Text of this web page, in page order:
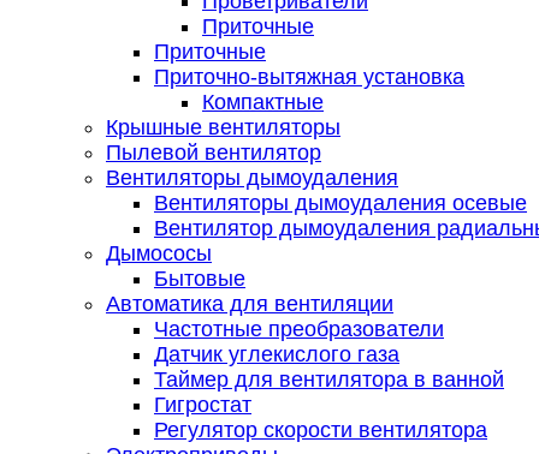
Приточные
Приточные
Приточно-вытяжная установка
Компактные
Крышные вентиляторы
Пылевой вентилятор
Вентиляторы дымоудаления
Вентиляторы дымоудаления осевые
Вентилятор дымоудаления
Дымососы
Бытовые
Автоматика для вентиляции
Частотные преобразователи
Датчик углекислого газа
Таймер для вентилятора в ванной
Гигростат
Регулятор скорости вентилятора